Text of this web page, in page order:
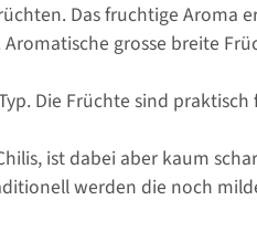
Das fruchtige Aroma
grosse breite
Die Früchte sind
ist dabei aber kaum
werden die noch